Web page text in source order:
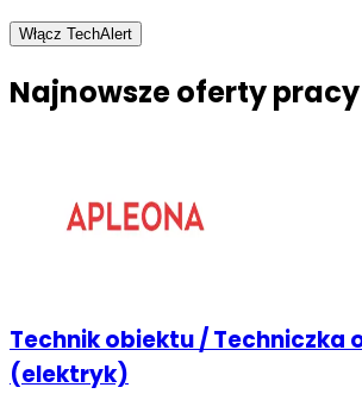
Włącz TechAlert
Najnowsze oferty pracy
Technik obiektu / Techniczka
(elektryk)